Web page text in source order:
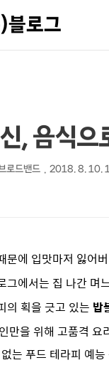
블로그
, 음식
로드밴드 2018. 8. 10.
에 입맛마저 잃어
그에서는 집 나간 며
의 획을 긋고 있는 밥
만을 위해 고품격 요
는 푸드 테라피 예